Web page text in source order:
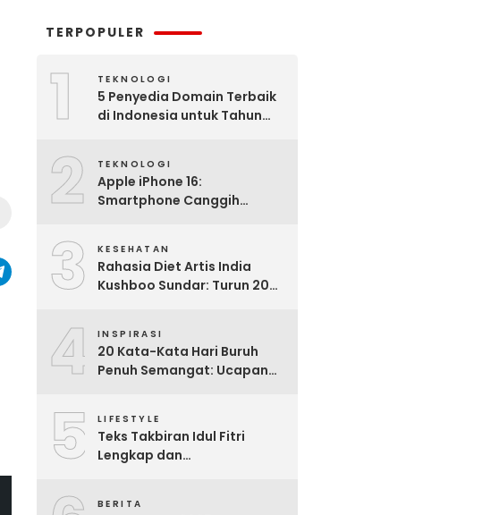
TERPOPULER
1 TEKNOLOGI
5 Penyedia Domain Terbaik
di Indonesia untuk Tahun
2 TEKNOLOGI
Apple iPhone 16:
Smartphone Canggih
3 KESEHATAN
Rahasia Diet Artis India
Kushboo Sundar: Turun 20
4 INSPIRASI
20 Kata-Kata Hari Buruh
Penuh Semangat: Ucapan
5 LIFESTYLE
Teks Takbiran Idul Fitri
Lengkap dan
BERITA